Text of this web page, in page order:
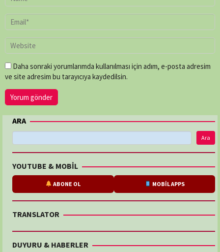
Daha sonraki yorumlarımda kullanılması için adım, e-posta adresim
ve site adresim bu tarayıcıya kaydedilsin.
ARA
Ara
YOUTUBE & MOBİL
ABONE OL MOBİL APPS
TRANSLATOR
DUYURU & HABERLER